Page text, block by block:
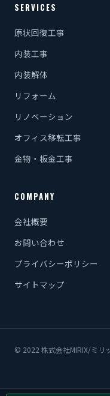
SERVICES
原状回復工事
内装工事
内装解体
リフォーム
リノベーション
オフィス移転工事
金物・板金工事
COMPANY
会社概要
お問い合わせ
プライバシーポリシー
サイトマップ
© 2022 株式会社MIRIX/ミリ